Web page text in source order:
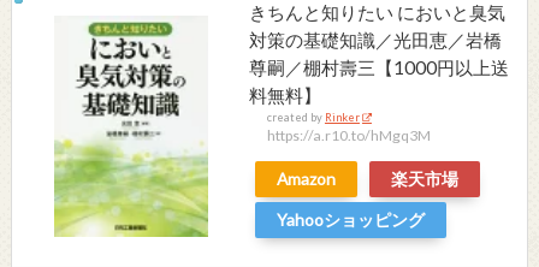
きちんと知りたい においと臭気
対策の基礎知識／光田恵／岩橋
尊嗣／棚村壽三【1000円以上送
料無料】
created by Rinker
https://a.r10.to/hMgq3M
Amazon
楽天市場
Yahooショッピング